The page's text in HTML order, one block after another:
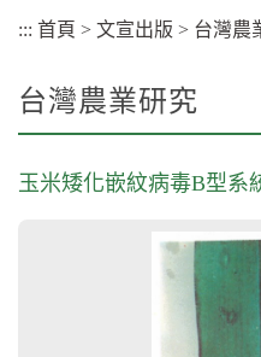
::: 首頁 > 文宣出版 > 台灣農
台灣農業研究
玉米矮化嵌紋病毒B型系